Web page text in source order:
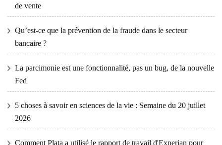
de vente
Qu’est-ce que la prévention de la fraude dans le secteur
bancaire ?
La parcimonie est une fonctionnalité, pas un bug, de la nouvelle
Fed
5 choses à savoir en sciences de la vie : Semaine du 20 juillet
2026
Comment Plata a utilisé le rapport de travail d'Experian pour